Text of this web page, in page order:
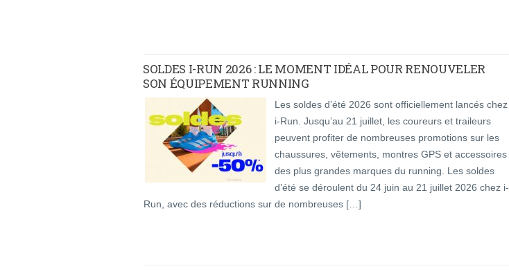
SOLDES I-RUN 2026 : LE MOMENT IDÉAL POUR RENOUVELER
SON ÉQUIPEMENT RUNNING
Les soldes d’été 2026 sont officiellement lancés chez
i-Run. Jusqu’au 21 juillet, les coureurs et traileurs
peuvent profiter de nombreuses promotions sur les
chaussures, vêtements, montres GPS et accessoires
des plus grandes marques du running. Les soldes
d’été se déroulent du 24 juin au 21 juillet 2026 chez i-
Run, avec des réductions sur de nombreuses […]